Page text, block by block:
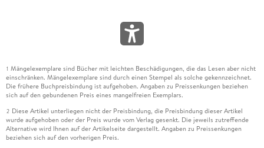
1 Mängelexemplare sind Bücher mit leichten Beschädigungen, die das Lesen aber nicht
einschränken. Mängelexemplare sind durch einen Stempel als solche gekennzeichnet.
Die frühere Buchpreisbindung ist aufgehoben. Angaben zu Preissenkungen beziehen
sich auf den gebundenen Preis eines mangelfreien Exemplars.
2 Diese Artikel unterliegen nicht der Preisbindung, die Preisbindung dieser Artikel
wurde aufgehoben oder der Preis wurde vom Verlag gesenkt. Die jeweils zutreffende
Alternative wird Ihnen auf der Artikelseite dargestellt. Angaben zu Preissenkungen
beziehen sich auf den vorherigen Preis.